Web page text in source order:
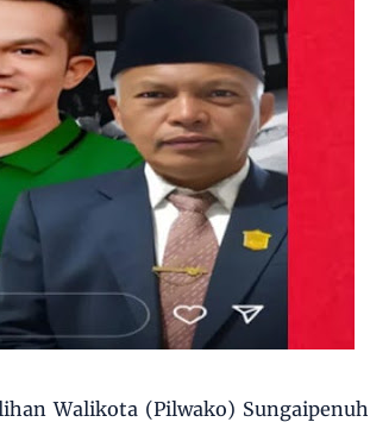
Walikota (Pilwako) Sungaipenuh